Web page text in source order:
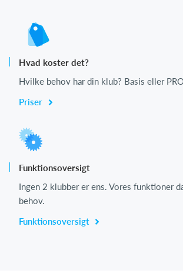
Hvad koster det?
Hvilke behov har din klub? Basis eller
Priser
Funktionsoversigt
Ingen 2 klubber er ens. Vores funktioner
behov.
Funktionsoversigt